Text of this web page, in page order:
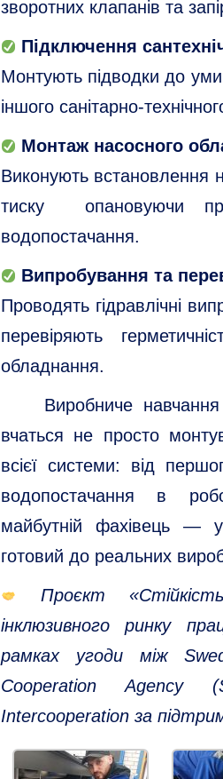
зворотних клапанів та
Підключення
Монтують підводки до
іншого санітарно-
Монтаж насосного
Виконують встановлення
тиску опановуючи
водопостачання.
Випробування та
Проводять гідравлічні
перевіряють
обладнання.
Виробниче навчання
вчаться не просто
всієї системи: від
водопостачання в
майбутній фахівець —
готовий до реальних
Проєкт
інклюзивного ринку
рамках угоди між
Cooperation
Intercooperation за